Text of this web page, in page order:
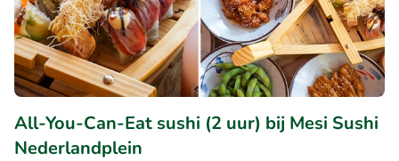
All-You-Can-Eat sushi (2 uur) bij Mesi Sushi
Nederlandplein